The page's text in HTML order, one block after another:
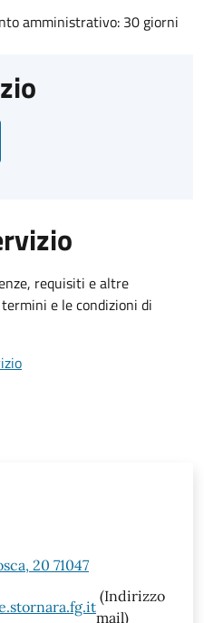
amministrativo: 30 giorni
requisiti e altre
e le condizioni di
20 71047
(Indirizzo
mail)